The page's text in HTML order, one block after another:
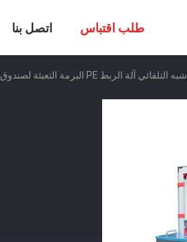
اتصل بنا طلب اقتباس
شبه التلقائي آلة الربط PE البرمة التعبئة لصندوق الكرتون